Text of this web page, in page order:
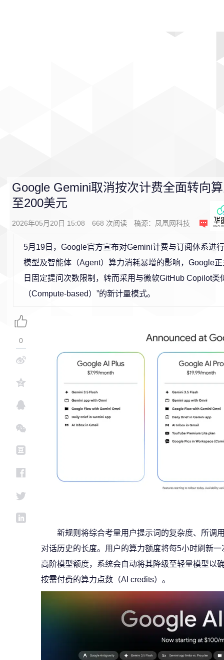
Google Gemini取消按次计费全面转向
至200美元
2026年05月20日 15:08 668 次阅读 稿源： 凤凰网科技 0条
5月19日，Google官方宣布对Gemini计费与订阅体系进
模型及智能体（Agent）算力消耗暴增的影响，Google
日固定提问次数限制，转而采用与微软GitHub Copilot类
（Compute-based）”的新计量模式。
新规则将综合考量用户提示词的复杂度、所调
对话历史的长度。用户的算力额度将每5小时刷新
高阶模型额度，系统会自动将其降级至轻量模型以
按需付费的算力点数（AI credits）。
0